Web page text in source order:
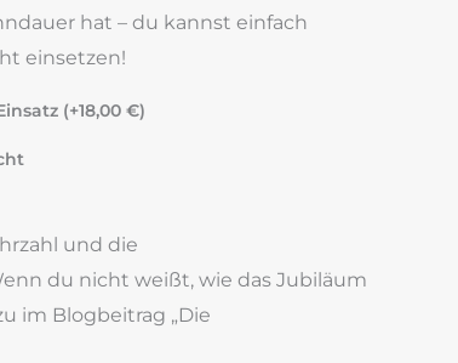
hat – du kannst einfach
einsetzen!
(+18,00 €)
und die
du nicht weißt, wie das Jubiläum
im Blogbeitrag „Die